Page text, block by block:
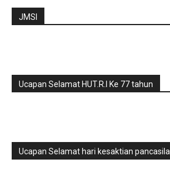
JMSI
Ucapan Selamat HUT.R.I Ke 77 tahun
Ucapan Selamat hari kesaktian pancasila